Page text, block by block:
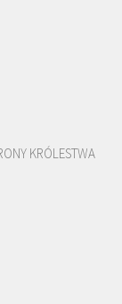
KRÓLESTWA